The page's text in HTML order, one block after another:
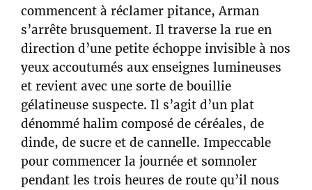
commencent à réclamer pitance, Arman
s’arrête brusquement. Il traverse la rue en
direction d’une petite échoppe invisible à nos
yeux accoutumés aux enseignes lumineuses
et revient avec une sorte de bouillie
gélatineuse suspecte. Il s’agit d’un plat
dénommé halim composé de céréales, de
dinde, de sucre et de cannelle. Impeccable
pour commencer la journée et somnoler
pendant les trois heures de route qu’il nous